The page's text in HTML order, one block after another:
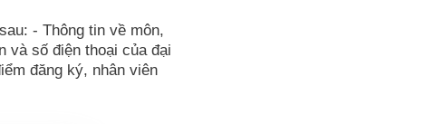
- Thông tin về môn,
và số điện thoại của đại
đăng ký, nhân viên